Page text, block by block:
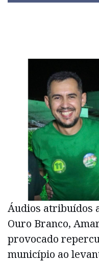
Áudios atribuídos
Ouro Branco,
provocado
município ao